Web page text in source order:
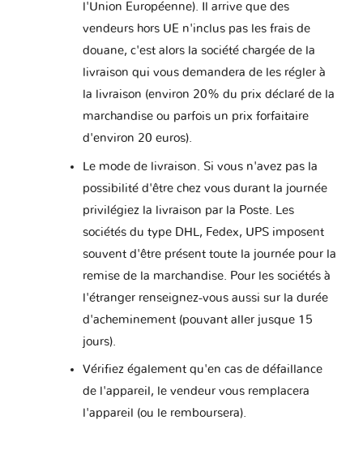
l'Union Européenne). Il arrive que des
vendeurs hors UE n'inclus pas les frais de
douane, c'est alors la société chargée de la
livraison qui vous demandera de les régler à
la livraison (environ 20% du prix déclaré de la
marchandise ou parfois un prix forfaitaire
d'environ 20 euros).
Le mode de livraison. Si vous n'avez pas la
possibilité d'être chez vous durant la journée
privilégiez la livraison par la Poste. Les
sociétés du type DHL, Fedex, UPS imposent
souvent d'être présent toute la journée pour la
remise de la marchandise. Pour les sociétés à
l'étranger renseignez-vous aussi sur la durée
d'acheminement (pouvant aller jusque 15
jours).
Vérifiez également qu'en cas de défaillance
de l'appareil, le vendeur vous remplacera
l'appareil (ou le remboursera).